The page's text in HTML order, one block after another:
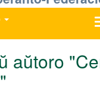
aŭtoro